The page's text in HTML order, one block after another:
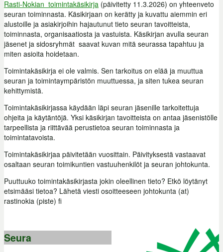
Rasti-Nokian toimintakäsikirja (päivitetty 11.3.2026) on yhteenveto
seuran toiminnasta. Käsikirjaan on kerätty ja kuvattu aiemmin eri
alustoille ja asiakirjoihin hajautunut tieto seuran tavoitteista,
toiminnasta, organisaatiosta ja vastuista. Käsikirjan avulla seuran
jäsenet ja sidosryhmät saavat kuvan mitä seurassa tapahtuu ja
miten asioita hoidetaan.
Toimintakäsikirja ei ole valmis. Sen tarkoitus on elää ja muuttua
seuran ja toimintaympäristön muuttuessa, ja siten tukea seuran
kehittymistä.
Toimintakäsikirjassa käydään läpi seuran jäsenille tarkoitettuja
ohjeita ja käytäntöjä. Yksi käsikirjan tavoitteista on antaa jäsenistölle
tarpeellista ja riittävää perustietoa seuran toiminnasta ja
toimintatavoista.
Toimintakäsikirjaa päivitetään vuosittain. Päivityksestä vastaavat
osaltaan seuran toimikuntien vastuuhenkilöt ja seuran johtokunta.
Puuttuuko toimintakäsikirjasta jokin oleellinen tieto? Etkö löytänyt
etsimääsi tietoa? Lähetä viesti osoitteeseen johtokunta (at)
rastinokia (piste) fi
Seura